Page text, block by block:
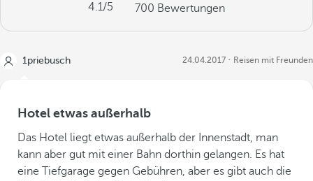
4.1/5 700 Bewertungen
1priebusch 24.04.2017 Reisen mit Freunden
Hotel etwas außerhalb
Das Hotel liegt etwas außerhalb der Innenstadt, man
kann aber gut mit einer Bahn dorthin gelangen. Es hat
eine Tiefgarage gegen Gebühren, aber es gibt auch die